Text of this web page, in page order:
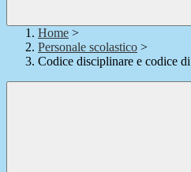
Home >
Personale scolastico >
Codice disciplinare e codice